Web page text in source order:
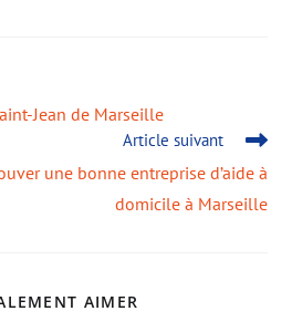
Jean de Marseille
Article suivant
une bonne entreprise d’aide à
domicile à Marseille
AIMER